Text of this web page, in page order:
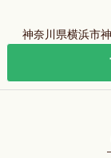
神奈川県横浜市